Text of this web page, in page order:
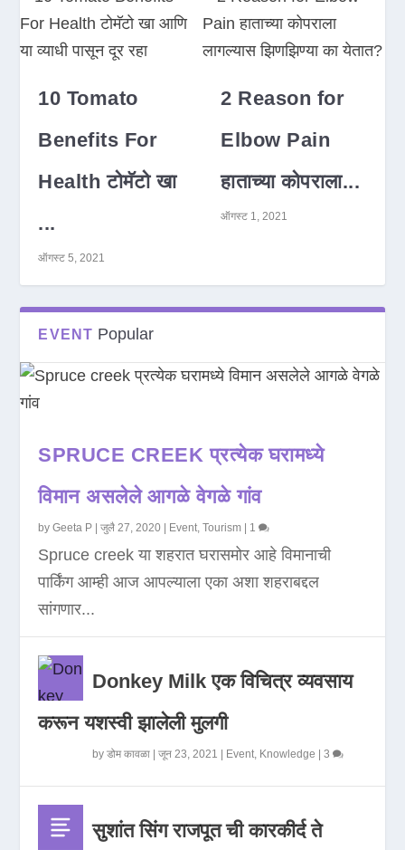
10 Tomato
Benefits For
Health टोमॅटो खा
...
ऑगस्ट 5, 2021
2 Reason for
Elbow Pain
हाताच्या कोपराला...
ऑगस्ट 1, 2021
EVENT Popular
SPRUCE CREEK प्रत्येक घरामध्ये
विमान असलेले आगळे वेगळे गांव
byGeeta P |जुलै 27, 2020 Event,Tourism 1
Spruce creek या शहरात घरासमोर आहे विमानाची
पार्किंग आम्ही आज आपल्याला एका अशा शहराबद्दल
सांगणार...
Donkey Milk एक विचित्र व्यवसाय
करून यशस्वी झालेली मुलगी
byडोम कावळा |जून 23, 2021 Event, Knowledge |3
सुशांत सिंग राजपूत ची कारकीर्द ते